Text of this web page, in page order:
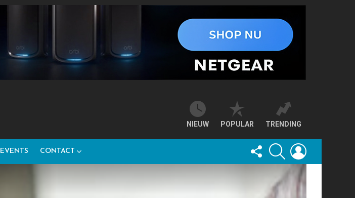
NIEUW POPULAR TRENDING
EVENTS CONTACT
FOLLOW
US
SEARCH